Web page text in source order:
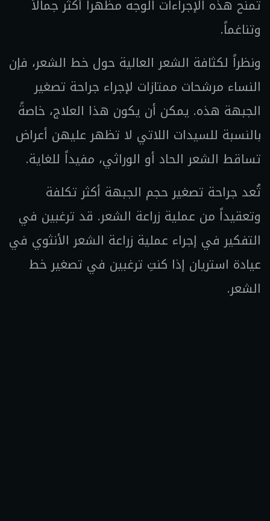
تمنح هذه الإجراءات الوجه مظهراً أكثر جمالاً
وتناغماً.
ونظراً لكثافة الشعر العالية حول خط الشعر، فإن
النساء مرشحات ممتازات لإجراء جراحة تصغير
الجبهة هذه. يمكن أن يكون هذا العلاج، خاصةً
بالنسبة للسيدات اللاتي لا تظهر عليهن أعراض
تساقط الشعر الحاد أو الوراثي، مفيداً للغاية.
تُعد جراحة تصغير حجم الجبهة أكثر تكلفة
وتعقيداً من عملية زراعة الشعر. قد ترغبين في
التفكير في إجراء عملية زراعة الشعر الأنثوي في
عيادة استريان إذا كنتِ ترغبين في تصغير خط
الشعر.